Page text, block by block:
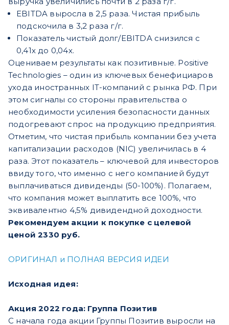
EBITDA выросла в 2,5 раза. Чистая прибыль
подскочила в 3,2 раза г/г.
Показатель чистый долг/EBITDA снизился с
0,41х до 0,04х.
Оцениваем результаты как позитивные. Positive
Technologies – один из ключевых бенефициаров
ухода иностранных IT-компаний с рынка РФ. При
этом сигналы со стороны правительства о
необходимости усиления безопасности данных
подогревают спрос на продукцию предприятия.
Отметим, что чистая прибыль компании без учета
капитализации расходов (NIC) увеличилась в 4
раза. Этот показатель – ключевой для инвесторов
ввиду того, что именно с него компанией будут
выплачиваться дивиденды (50-100%). Полагаем,
что компания может выплатить все 100%, что
эквивалентно 4,5% дивидендной доходности.
Рекомендуем акции к покупке с целевой
ценой 2330 руб.
ОРИГИНАЛ и ПОЛНАЯ ВЕРСИЯ ИДЕИ
Исходная идея:
Акция 2022 года: Группа Позитив
С начала года акции Группы Позитив выросли на